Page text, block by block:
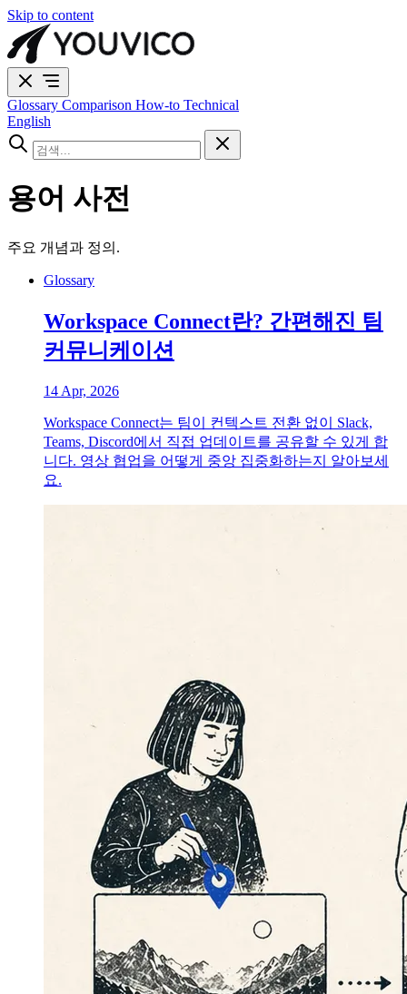
Skip to content
Glossary Comparison How-to Technical
English
용어 사전
주요 개념과 정의.
Glossary
Workspace Connect란? 간편해진 팀
커뮤니케이션
14 Apr, 2026
Workspace Connect는 팀이 컨텍스트 전환 없이 Slack,
Teams, Discord에서 직접 업데이트를 공유할 수 있게 합
니다. 영상 협업을 어떻게 중앙 집중화하는지 알아보세
요.